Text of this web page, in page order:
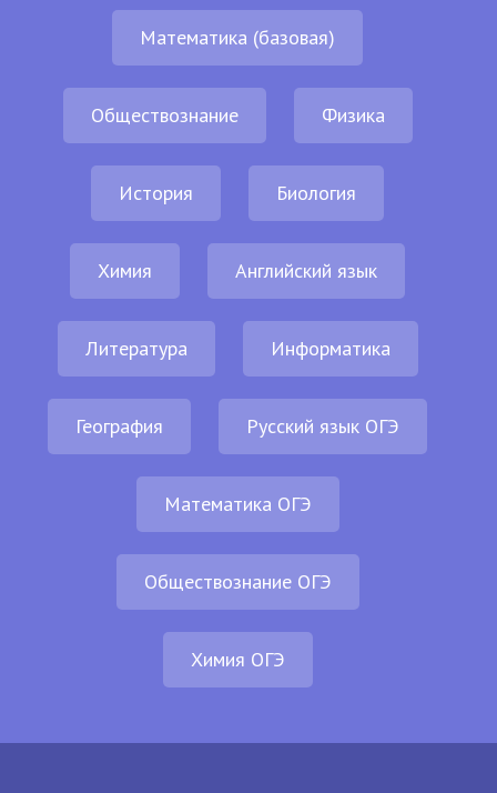
Математика (базовая)
Обществознание Физика
История Биология
Химия Английский язык
Литература Информатика
География Русский язык ОГЭ
Математика ОГЭ
Обществознание ОГЭ
Химия ОГЭ